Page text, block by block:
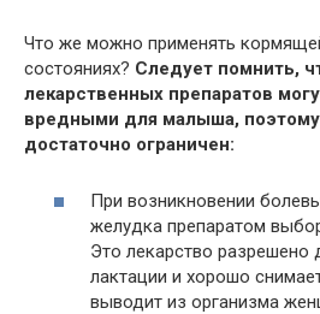
Что же можно применять
состояниях? Следует помнить,
лекарственных препаратов
вредными для малыша,
достаточно ограничен:
При возникновении
желудка препаратом
Это лекарство разрешено
лактации и хорошо
выводит из организма